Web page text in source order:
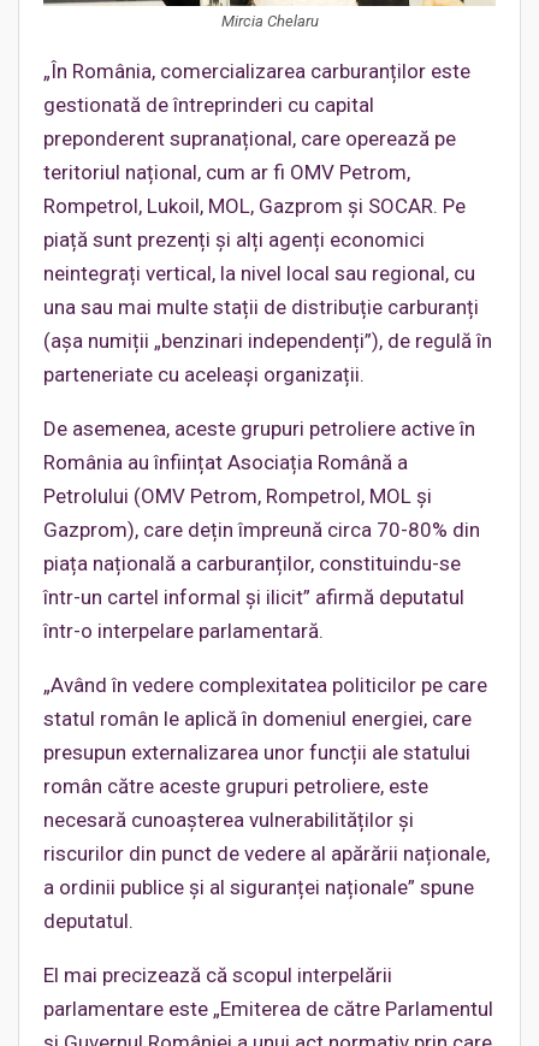
Mircia Chelaru
„În România, comercializarea carburanților este
gestionată de întreprinderi cu capital
preponderent supranațional, care operează pe
teritoriul național, cum ar fi OMV Petrom,
Rompetrol, Lukoil, MOL, Gazprom și SOCAR. Pe
piață sunt prezenți și alți agenți economici
neintegrați vertical, la nivel local sau regional, cu
una sau mai multe stații de distribuție carburanți
(așa numiții „benzinari independenți”), de regulă în
parteneriate cu aceleași organizații.
De asemenea, aceste grupuri petroliere active în
România au înființat Asociația Română a
Petrolului (OMV Petrom, Rompetrol, MOL și
Gazprom), care dețin împreună circa 70-80% din
piața națională a carburanților, constituindu-se
într-un cartel informal și ilicit” afirmă deputatul
într-o interpelare parlamentară.
„Având în vedere complexitatea politicilor pe care
statul român le aplică în domeniul energiei, care
presupun externalizarea unor funcții ale statului
român către aceste grupuri petroliere, este
necesară cunoașterea vulnerabilităților și
riscurilor din punct de vedere al apărării naționale,
a ordinii publice și al siguranței naționale” spune
deputatul.
El mai precizează că scopul interpelării
parlamentare este „Emiterea de către Parlamentul